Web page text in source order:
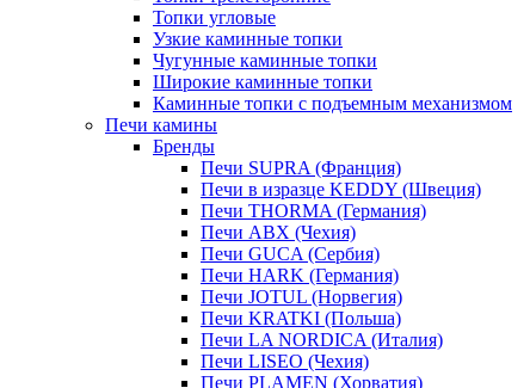
Топки угловые
Узкие каминные топки
Чугунные каминные топки
Широкие каминные топки
Каминные топки с подъемным механизмом
Печи камины
Бренды
Печи SUPRA (Франция)
Печи в изразце KEDDY (Швеция)
Печи THORMA (Германия)
Печи ABX (Чехия)
Печи GUCA (Сербия)
Печи HARK (Германия)
Печи JOTUL (Норвегия)
Печи KRATKI (Польша)
Печи LA NORDICA (Италия)
Печи LISEO (Чехия)
Печи PLAMEN (Хорватия)